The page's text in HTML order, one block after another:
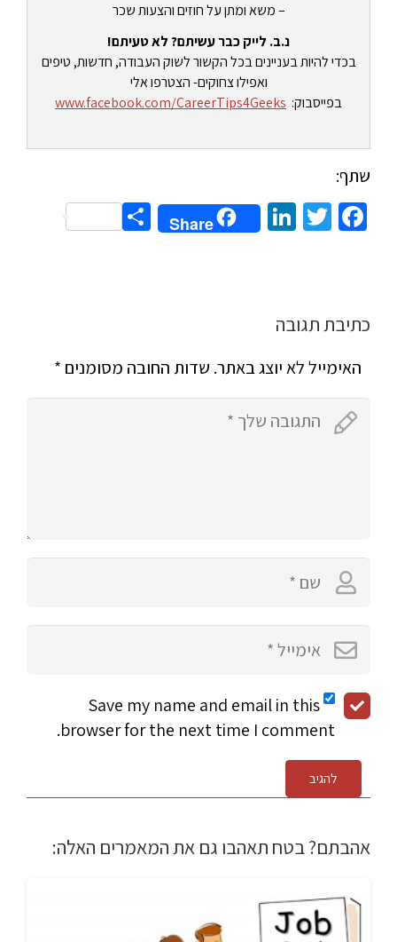
– משא ומתן על חוזים והצעות שכר
נ.ב. לייק כבר עשיתם? לא טעיתם!
בכדי להיות בעניינים בכל הקשור לשוק העבודה, חדשות, טיפים
ואפילו צחוקים- הצטרפו אלי
בפייסבוק: www.facebook.com/CareerTips4Geeks
שתף:
Facebook
Twitter
LinkedIn
Share
Share
כתיבת תגובה
האימייל לא יוצג באתר. שדות החובה מסומנים *
Save my name and email in this
browser for the next time I comment.
להגיב
אהבתם? בטח תאהבו גם את המאמרים האלה: